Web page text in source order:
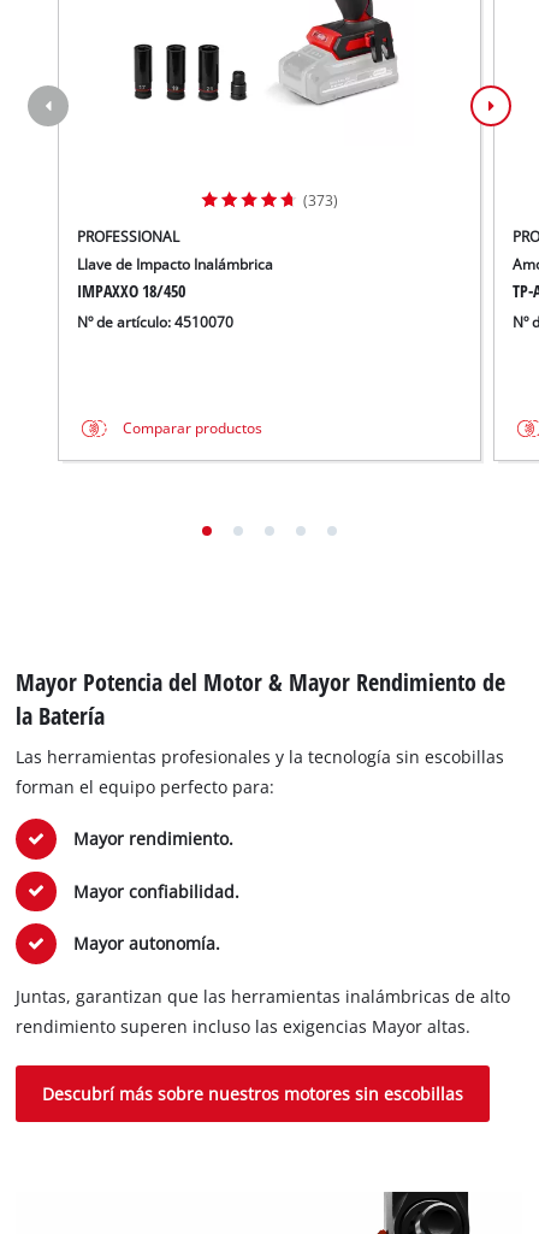
(373)
PROFESSIONAL
Llave de Impacto Inalámbrica
IMPAXXO 18/450
Nº de artículo: 4510070
Comparar productos
TP-
Nº
Mayor Potencia del Motor & Mayor Rendimiento de
la Batería
Las herramientas profesionales y la tecnología sin escobillas
forman el equipo perfecto para:
Mayor rendimiento.
Mayor confiabilidad.
Mayor autonomía.
Juntas, garantizan que las herramientas inalámbricas de alto
rendimiento superen incluso las exigencias Mayor altas.
Descubrí más sobre nuestros motores sin escobillas